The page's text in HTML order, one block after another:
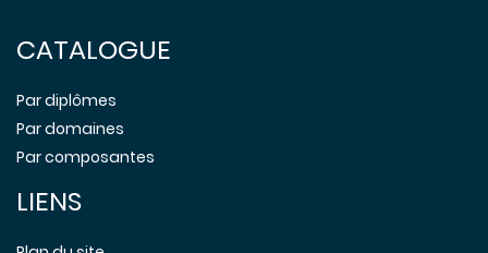
CATALOGUE
Par diplômes
Par domaines
Par composantes
LIENS